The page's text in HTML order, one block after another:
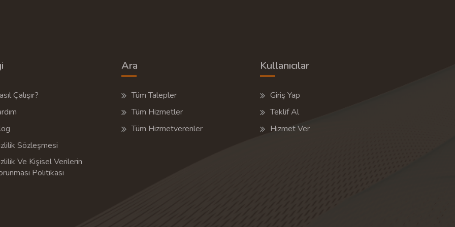
Çalışır?
Sözleşmesi
Ve Kişisel Verilerin
Politikası
Ara
Tüm Talepler
Tüm Hizmetler
Tüm Hizmetverenler
Kullanıcılar
Giriş Yap
Teklif Al
Hizmet Ver